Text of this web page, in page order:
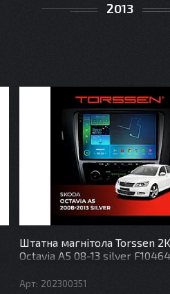
2013
Штатна магнітола Torssen
Octavia A5 08-13 silver
202300351